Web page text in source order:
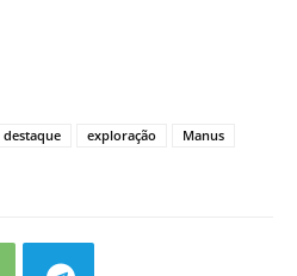
destaque exploração
Manus